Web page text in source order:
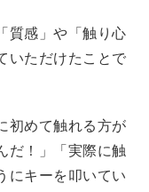
質感」や「触り心
いただけたことで
初めて触れる方が
だ！」「実際に触
にキーを叩いてい